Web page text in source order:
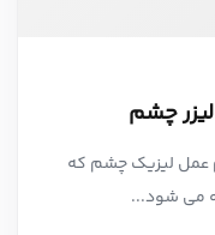
چشم
عمل لیزیک چشم که
می شود...